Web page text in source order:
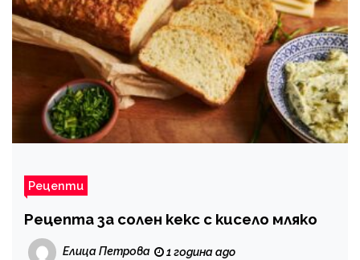
Рецепти
Рецепта за солен кекс с кисело мляко
Елица Петрова 1 година ago